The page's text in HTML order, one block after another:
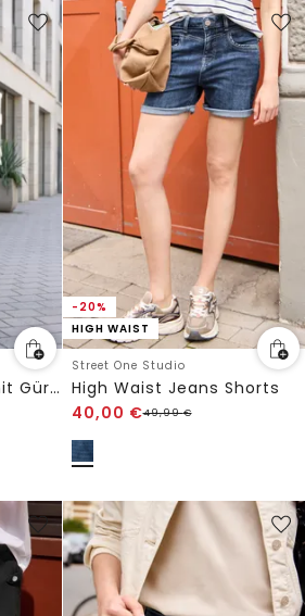
High Waist Shorts mit Gürtel
-20%
HIGH WAIST
Street One Studio
High Waist Jeans Shorts
40,00 €49,99€